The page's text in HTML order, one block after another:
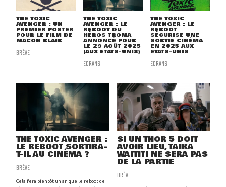
THE TOXIC
AVENGER : UN
PREMIER POSTER
POUR LE FILM DE
MACON BLAIR
BRÈVE
THE TOXIC
AVENGER : LE
REBOOT DU
HÉROS TROMA
ANNONCÉ POUR
LE 29 AOÛT 2025
(AUX ETATS-UNIS)
ECRANS
THE TOXIC
AVENGER : LE
REBOOT
SÉCURISE UNE
SORTIE CINÉMA
EN 2025 AUX
ETATS-UNIS
ECRANS
THE TOXIC AVENGER :
LE REBOOT SORTIRA-
T-IL AU CINÉMA ?
BRÈVE
Cela fera bientôt un an que le reboot de
SI UN THOR 5 DOIT
AVOIR LIEU, TAIKA
WAITITI NE SERA PAS
DE LA PARTIE
BRÈVE